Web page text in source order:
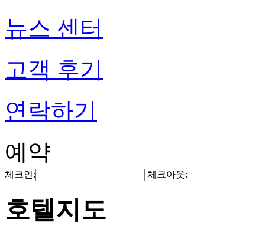
뉴스 센터
고객 후기
연락하기
예약
체크인: 체크아웃:
호텔지도